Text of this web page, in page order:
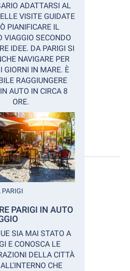
ADATTARSI AL
VISITE GUIDATE
PIANIFICARE IL
VIAGGIO SECONDO
IDEE. DA PARIGI SI
NAVIGARE PER
GIORNI IN MARE. È
RAGGIUNGERE
IN AUTO IN CIRCA 8
ORE.
PARIGI
PARIGI IN AUTO
SIA MAI STATO A
E CONOSCA LE
DELLA CITTÀ
CHE